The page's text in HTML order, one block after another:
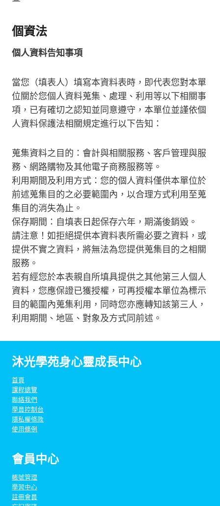
個資法
個人資料告知事項
當您（填表人）填寫本資料表時，即代表您對本單
位關於您個人資料蒐集、處理、利用等以下相關事
項，已有確切之認知並同意遵守，本單位並謹依個
人資料保護法相關規定進行以下告知：
蒐集資料之目的：會計與相關服務、客戶管理與服
務、網路購物及其他電子商務服務等。
利用期間及利用方式：您的個人資料僅供本單位於
前述蒐集目的之必要範圍內，以合理方式利用至蒐
集目的消失為止。
保存期間：自填表日起保存六年，期滿後銷毀。
請注意！如拒絕提供本資料表所需必要之資料，或
提供不實之資料，將無法為您提供蒐集目的之相關
服務。
若有經您於本表親自所填具提供之其他第三人個人
資料，您應保證已獲授權，可再授權本單位為標示
目的範圍內蒐集利用，同時您亦應轉知該第三人，
利用期間、地區、對象及方式同前述。
沐光學苑身心靈成長中心
首頁
課程總覽
聯絡我們
學員控制台
隱私權條款
使用條例
會員中心
帳號管理
學習中心
註冊會員